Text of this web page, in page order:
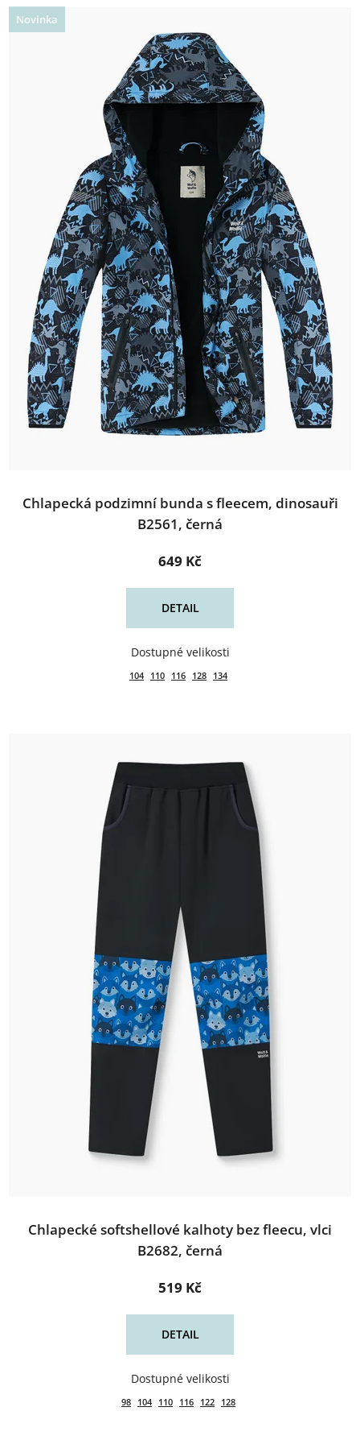
Novinka
Chlapecká podzimní bunda s fleecem, dinosauři
B2561, černá
649 Kč
DETAIL
104 110 116 128 134
Chlapecké softshellové kalhoty bez fleecu, vlci
B2682, černá
519 Kč
DETAIL
98 104 110 116 122 128